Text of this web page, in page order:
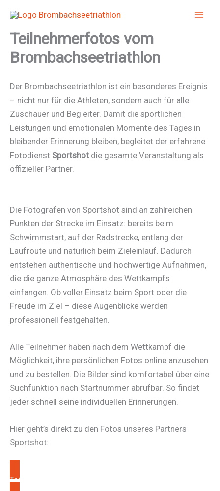
Inhalt
springen
Teilnehmerfotos vom
Brombachseetriathlon
Der Brombachseetriathlon ist ein besonderes Ereignis
– nicht nur für die Athleten, sondern auch für alle
Zuschauer und Begleiter. Damit die sportlichen
Leistungen und emotionalen Momente des Tages in
bleibender Erinnerung bleiben, begleitet der erfahrene
Fotodienst Sportshot die gesamte Veranstaltung als
offizieller Partner.
Die Fotografen von Sportshot sind an zahlreichen
Punkten der Strecke im Einsatz: bereits beim
Schwimmstart, auf der Radstrecke, entlang der
Laufroute und natürlich beim Zieleinlauf. Dadurch
entstehen authentische und hochwertige Aufnahmen,
die die ganze Atmosphäre des Wettkampfs
einfangen. Ob voller Einsatz beim Sport oder die
Freude im Ziel – diese Augenblicke werden
professionell festgehalten.
Alle Teilnehmer haben nach dem Wettkampf die
Möglichkeit, ihre persönlichen Fotos online anzusehen
und zu bestellen. Die Bilder sind komfortabel über eine
Suchfunktion nach Startnummer abrufbar. So findet
jeder schnell seine individuellen Erinnerungen.
Hier geht’s direkt zu den Fotos unseres Partners
Sportshot:
Teilnehmerfotos 2026